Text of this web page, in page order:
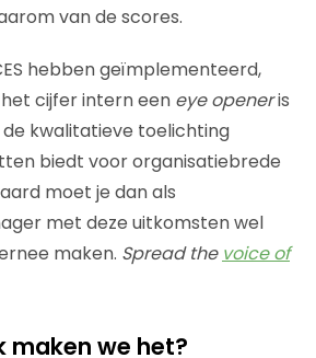
van de scores.
hebben geïmplementeerd,
cijfer intern een eye openeris
kwalitatieve toelichting
biedt voor organisatiebrede
moet je dan als
met deze uitkomsten wel
maken. Spread the voice of
maken we het?